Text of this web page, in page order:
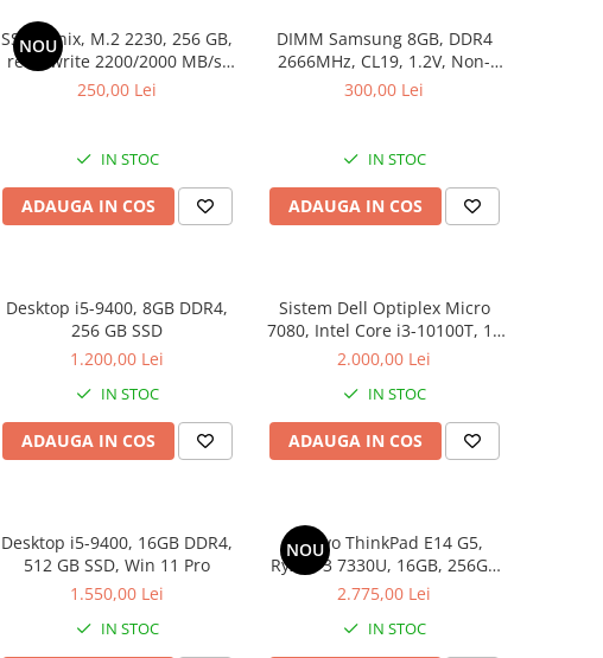
NOU
SSD Hynix, M.2 2230, 256 GB,
read/write 2200/2000 MB/s,
bulk
250,00 Lei
IN STOC
ADAUGA IN COS
DIMM Samsung 8GB, DDR4
2666MHz, CL19, 1.2V, Non-
ECC, bulk
300,00 Lei
IN STOC
ADAUGA IN COS
Desktop i5-9400, 8GB DDR4,
256 GB SSD
1.200,00 Lei
IN STOC
ADAUGA IN COS
Sistem Dell Optiplex Micro
7080, Intel Core i3-10100T, 16
GB RAM, 512 GB SSD, Win 11
2.000,00 Lei
IN STOC
ADAUGA IN COS
Desktop i5-9400, 16GB DDR4,
512 GB SSD, Win 11 Pro
1.550,00 Lei
IN STOC
NOU
Lenovo ThinkPad E14 G5,
Ryzen 3 7330U, 16GB, 256GB
SSD, Win 11 Pro
2.775,00 Lei
IN STOC